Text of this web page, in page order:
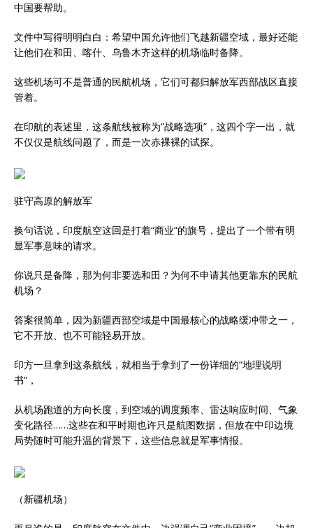
中国要帮助。
文件中写得明明白白：希望中国允许他们飞越新疆空域，最好还能
让他们在和田、喀什、乌鲁木齐这样的机场临时备降。
这些机场可不是普通的民航机场，它们可都归解放军西部战区直接
管着。
在印航的表述里，这条航线被称为“战略选项”，这四个字一出，就
不仅仅是航线问题了，而是一次赤裸裸的试探。
驻守高原的解放军
换句话说，印度航空这回是打着“商业”的旗号，提出了一个带有明
显军事意味的请求。
你说只是备降，那为何非要选和田？为何不申请其他更靠东的民航
机场？
答案很简单，因为新疆西部空域是中国最核心的战略缓冲带之一，
它不开放、也不可能轻易开放。
印方一旦拿到这条航线，就相当于拿到了一份详细的“地理说明
书”，
从机场跑道的方向长度，到空域的调度频率、雷达响应时间、气象
变化路径……这些在和平时期也许只是航图数据，但放在中印边境
局势随时可能升温的背景下，这些信息就是军事情报。
（新疆机场）